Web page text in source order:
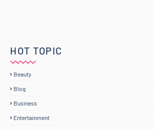
HOT TOPIC
Beauty
Blog
Business
Entertainment